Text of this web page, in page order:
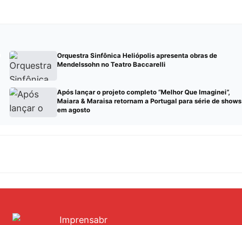
Orquestra Sinfônica Heliópolis apresenta obras de
Mendelssohn no Teatro Baccarelli
Após lançar o projeto completo “Melhor Que Imaginei”,
Maiara & Maraisa retornam a Portugal para série de shows
em agosto